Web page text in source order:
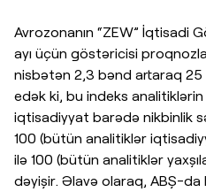
Avrozonanın “ZEW” İqtisadi
ayı üçün göstəricisi
nisbətən 2,3 bənd artaraq 25
edək ki, bu indeks
iqtisadiyyat barədə nikbinlik
100 (bütün analitiklər
ilə 100 (bütün analitiklər
dəyişir. Əlavə olaraq, ABŞ-